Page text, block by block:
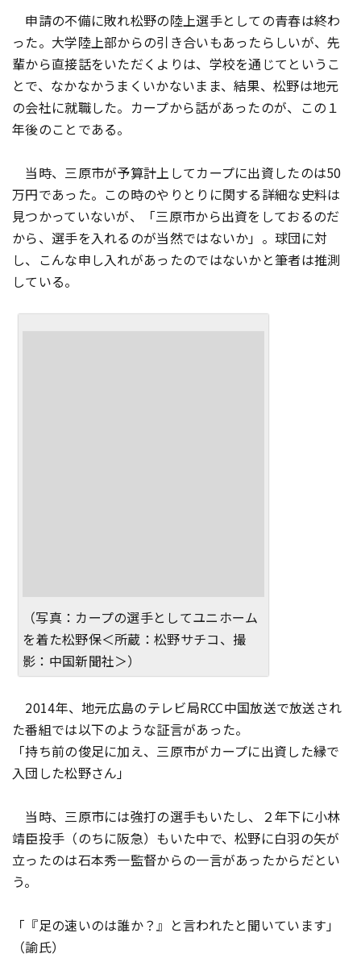
申請の不備に敗れ松野の陸上選手としての青春は終わ
った。大学陸上部からの引き合いもあったらしいが、先
輩から直接話をいただくよりは、学校を通じてというこ
とで、なかなかうまくいかないまま、結果、松野は地元
の会社に就職した。カープから話があったのが、この１
年後のことである。
当時、三原市が予算計上してカープに出資したのは50
万円であった。この時のやりとりに関する詳細な史料は
見つかっていないが、「三原市から出資をしておるのだ
から、選手を入れるのが当然ではないか」。球団に対
し、こんな申し入れがあったのではないかと筆者は推測
している。
（写真：カープの選手としてユニホーム
を着た松野保＜所蔵：松野サチコ、撮
影：中国新聞社＞）
2014年、地元広島のテレビ局RCC中国放送で放送され
た番組では以下のような証言があった。
「持ち前の俊足に加え、三原市がカープに出資した縁で
入団した松野さん」
当時、三原市には強打の選手もいたし、２年下に小林
靖臣投手（のちに阪急）もいた中で、松野に白羽の矢が
立ったのは石本秀一監督からの一言があったからだとい
う。
「『足の速いのは誰か？』と言われたと聞いています」
（諭氏）